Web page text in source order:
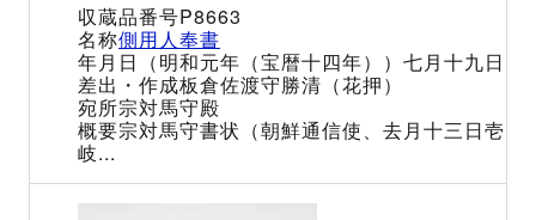
P8663
側用人奉書
（明和元年（宝暦十四年））七月十九日
板倉佐渡守勝清（花押）
宗対馬守殿
宗対馬守書状（朝鮮通信使、去月十三日壱
岐...